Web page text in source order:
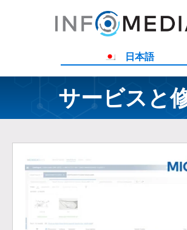
日本語
サービスと